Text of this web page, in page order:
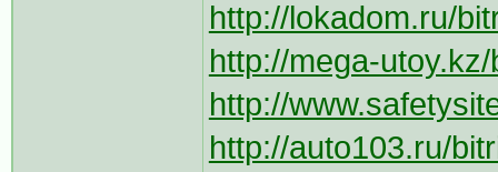
http://lokadom.ru/
http://mega-
http://
http://auto103.ru/